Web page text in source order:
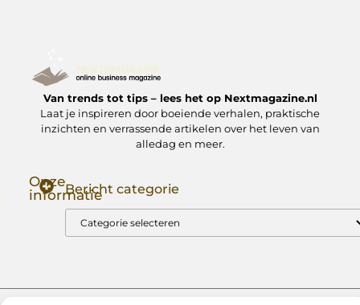
Van trends tot tips – lees het op Nextmagazine.nl
Laat je inspireren door boeiende verhalen, praktische
inzichten en verrassende artikelen over het leven van
alledag en meer.
Onze
informatieBericht categorie